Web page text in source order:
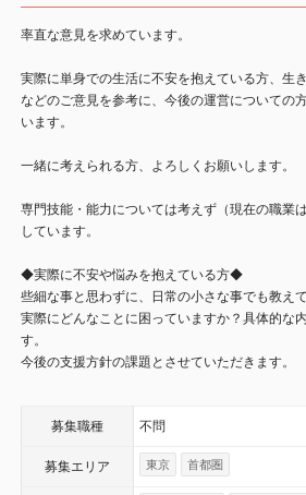
率直な意見を求めています。
実際に単身での生活に不安を抱えている方、生
などのご意見を参考に、今後の運営についての
います。
一緒に考えられる方、よろしくお願いします。
専門技能・能力については考えず（現在の職業
しています。
◆実際に不安や悩みを抱えている方◆
些細な事と思わずに、日常の小さな事でも教えて
実際にどんなことに困っていますか？具体的な
す。
今後の支援方針の課題とさせていただきます。
募集職種 不問
募集エリア 東京 首都圏